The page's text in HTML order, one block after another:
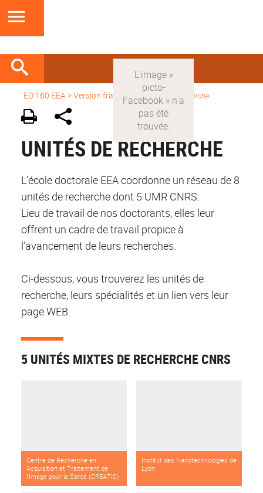
ED 160 EEA>Version française > Unités de recherche
UNITÉS DE RECHERCHE
L’école doctorale EEA coordonne un réseau de 8
unités de recherche dont 5 UMR CNRS.
Lieu de travail de nos doctorants, elles leur
offrent un cadre de travail propice à
l’avancement de leurs recherches.
Ci-dessous, vous trouverez les unités de
recherche, leurs spécialités et un lien vers leur
page WEB.
5 UNITÉS MIXTES DE RECHERCHE CNRS
Centre de Recherche en
Acquisition et Traitement de
l'Image pour la Santé (CREATIS)
Institut des Nanotechnologies de
Lyon